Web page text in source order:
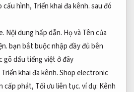
cấu hình, Triển khai đa kênh.sau đó
Nội dung hấp dẫn. Họ và Tên của
bạn bắt buộc nhập đầy đủ bên
gõ dấu tiếng việt ở đây
Triển khai đa kênh.Shop electronic
cấp phát, Tối ưu liên tục.ví dụ: Kênh